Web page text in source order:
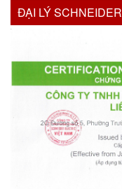
ĐẠI LÝ SCHNEIDER